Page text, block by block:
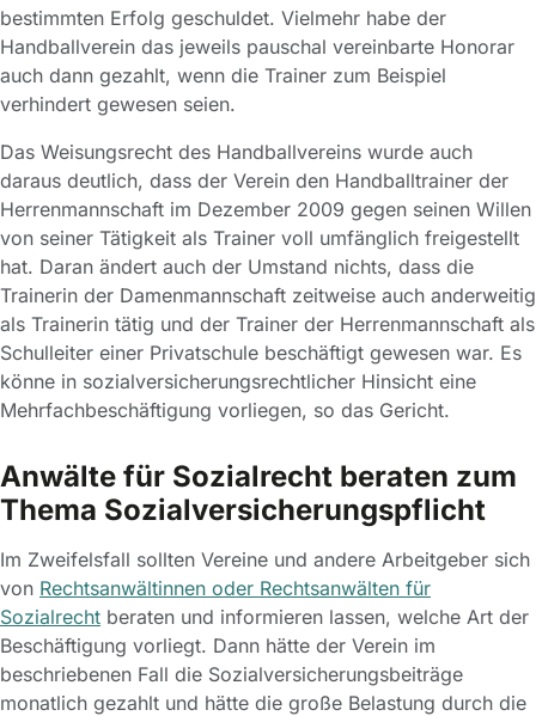
bestimmten Erfolg geschuldet. Vielmehr habe der
Handballverein das jeweils pauschal vereinbarte Honorar
auch dann gezahlt, wenn die Trainer zum Beispiel
verhindert gewesen seien.
Das Weisungsrecht des Handballvereins wurde auch
daraus deutlich, dass der Verein den Handballtrainer der
Herrenmannschaft im Dezember 2009 gegen seinen Willen
von seiner Tätigkeit als Trainer voll umfänglich freigestellt
hat. Daran ändert auch der Umstand nichts, dass die
Trainerin der Damenmannschaft zeitweise auch anderweitig
als Trainerin tätig und der Trainer der Herrenmannschaft als
Schulleiter einer Privatschule beschäftigt gewesen war. Es
könne in sozialversicherungsrechtlicher Hinsicht eine
Mehrfachbeschäftigung vorliegen, so das Gericht.
Anwälte für Sozialrecht beraten zum
Thema Sozialversicherungspflicht
Im Zweifelsfall sollten Vereine und andere Arbeitgeber sich
von Rechtsanwältinnen oder Rechtsanwälten für
Sozialrecht beraten und informieren lassen, welche Art der
Beschäftigung vorliegt. Dann hätte der Verein im
beschriebenen Fall die Sozialversicherungsbeiträge
monatlich gezahlt und hätte die große Belastung durch die